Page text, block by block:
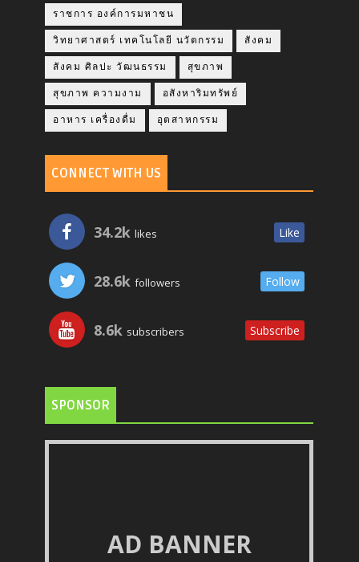
ราชการ องค์การมหาชน
วิทยาศาสตร์ เทคโนโลยี นวัตกรรม สังคม
สังคม ศิลปะ วัฒนธรรม สุขภาพ
สุขภาพ ความงาม อสังหาริมทรัพย์
อาหาร เครื่องดื่ม อุตสาหกรรม
CONNECT WITH US
34.2k likes Like
28.6k followers Follow
8.6k subscribers Subscribe
SPONSOR
AD BANNER